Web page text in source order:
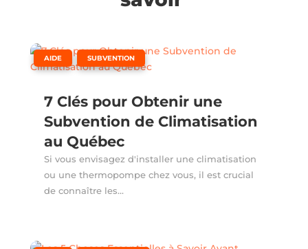
7 Clés pour Obtenir une
Subvention de Climatisation
au Québec
AIDE SUBVENTION
Si vous envisagez d'installer une climatisation
ou une thermopompe chez vous, il est crucial
de connaître les...